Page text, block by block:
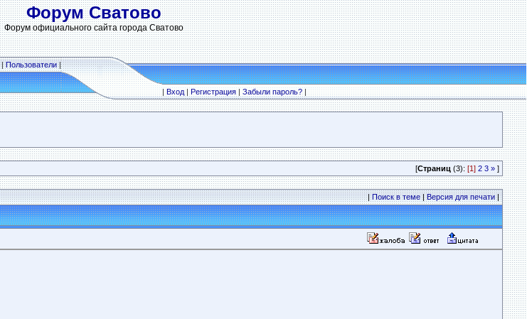
Форум Сватово
Форум официального сайта города Сватово
|Пользователи|
|Вход|Регистрация|Забыли пароль?|
[Страниц (3): [1] 2 3 » ]
|Поиск в теме|Версия для печати|